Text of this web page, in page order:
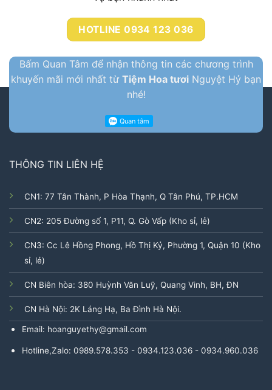
HOTLINE 0934 123 036
Bấm Quan Tâm để nhận thông tin các chương trình
khuyến mãi mới nhất từ Tiệm Hoa tươi Nguyệt Hỷ bạn
nhé!
THÔNG TIN LIÊN HỆ
CN1: 77 Tân Thành, P Hòa Thạnh, Q Tân Phú, TP.HCM
CN2: 205 Đường số 1, P11, Q. Gò Vấp (Kho sỉ, lẻ)
CN3: Cc Lê Hồng Phong, Hồ Thị Kỷ, Phường 1, Quận 10 (Kho
sỉ, lẻ)
CN Biên hòa: 380 Huỳnh Văn Luỹ, Quang Vinh, BH, ĐN
CN Hà Nội: 2K Láng Hạ, Ba Đình Hà Nội.
Email: hoanguyethy@gmail.com
Hotline,Zalo: 0989.578.353 - 0934.123.036 - 0934.960.036